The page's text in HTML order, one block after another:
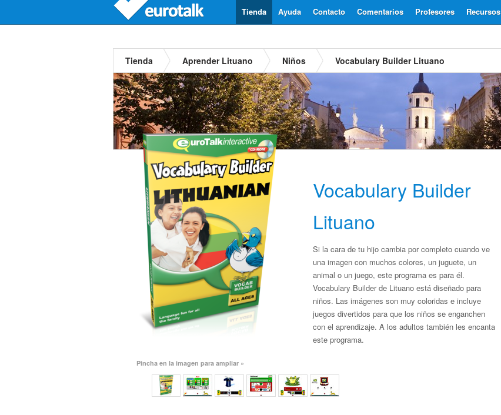
Recursos
Profesores
Comentarios
Contacto
Ayuda
Tienda
Tienda Aprender Lituano Niños Vocabulary Builder Lituano
Vocabulary Builder
Lituano
Si la cara de tu hijo cambia por completo cuando ve
una imagen con muchos colores, un juguete, un
animal o un juego, este programa es para él.
Vocabulary Builder de Lituano está diseñado para
niños. Las imágenes son muy coloridas e incluye
juegos divertidos para que los niños se enganchen
con el aprendizaje. A los adultos también les encanta
este programa.
Pincha en la imagen para ampliar »